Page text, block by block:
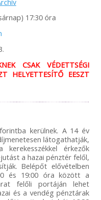
17:30 óra
CSAK VÉDETTSÉGI
HELYETTESÍTŐ EESZT
kerülnek. A 14 év
látogathatják,
érkezők
a hazai pénztér felől,
Belépőt elővételben
és 19:00 óra között a
felőli portáján lehet
és a vendég pénztárak